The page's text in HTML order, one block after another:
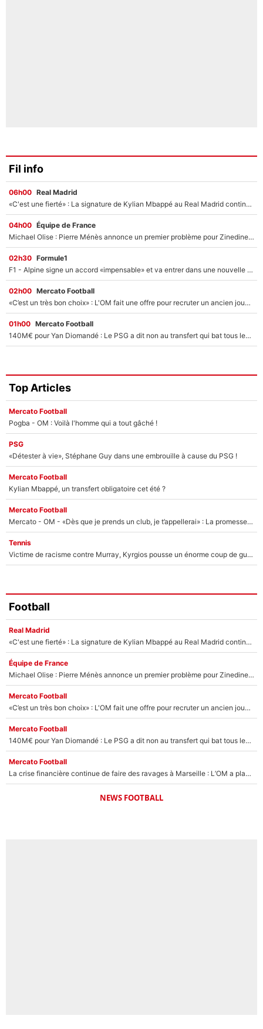
Fil info
06h00 Real Madrid
«C'est une fierté» : La signature de Kylian Mbappé au Real Madrid continue de régaler l'Espagne
04h00 Équipe de France
Michael Olise : Pierre Ménès annonce un premier problème pour Zinedine Zidane en équipe de France
02h30 Formule1
F1 - Alpine signe un accord «impensable» et va entrer dans une nouvelle dimension : Grande nouvelle pour Pierre Gasly !
02h00 Mercato Football
«C’est un très bon choix» : L'OM fait une offre pour recruter un ancien joueur du PSG... et c'est validé dans l'After Foot !
01h00 Mercato Football
140M€ pour Yan Diomandé : Le PSG a dit non au transfert qui bat tous les records sur le mercato
Top Articles
Mercato Football
Pogba - OM : Voilà l'homme qui a tout gâché !
PSG
«Détester à vie», Stéphane Guy dans une embrouille à cause du PSG !
Mercato Football
Kylian Mbappé, un transfert obligatoire cet été ?
Mercato Football
Mercato - OM - «Dès que je prends un club, je t’appellerai» : La promesse de Marcelino au moment de claquer la porte
Tennis
Victime de racisme contre Murray, Kyrgios pousse un énorme coup de gueule !
Football
Real Madrid
«C'est une fierté» : La signature de Kylian Mbappé au Real Madrid continue de régaler l'Espagne
Équipe de France
Michael Olise : Pierre Ménès annonce un premier problème pour Zinedine Zidane en équipe de France
Mercato Football
«C’est un très bon choix» : L'OM fait une offre pour recruter un ancien joueur du PSG... et c'est validé dans l'After Foot !
Mercato Football
140M€ pour Yan Diomandé : Le PSG a dit non au transfert qui bat tous les records sur le mercato
Mercato Football
La crise financière continue de faire des ravages à Marseille : L’OM a placé 12 joueurs sur le marché des transferts… et ça pourrait lui rapporter près de 100M€ !
NEWS FOOTBALL